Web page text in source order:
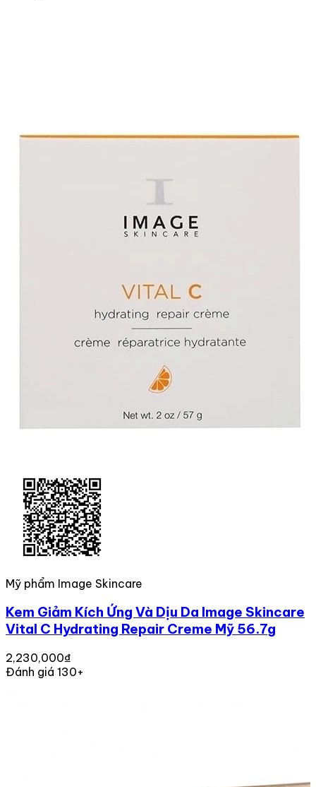
Mỹ phẩm Image Skincare
Kem Giảm Kích Ứng Và Dịu Da Image Skincare
Vital C Hydrating Repair Creme Mỹ 56.7g
2,230,000₫
Đánh giá 130+